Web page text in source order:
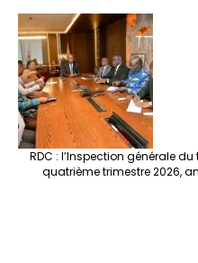
RDC : l’Inspection générale
quatrième trimestre 2026,